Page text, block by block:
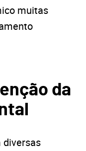
muitas
da
diversas